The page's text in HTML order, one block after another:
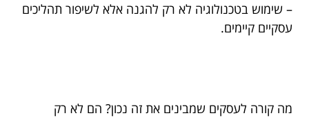
– שימוש בטכנולוגיה לא רק להגנה אלא לשיפור תהליכים
עסקיים קיימים.
מה קורה לעסקים שמבינים את זה נכון? הם לא רק